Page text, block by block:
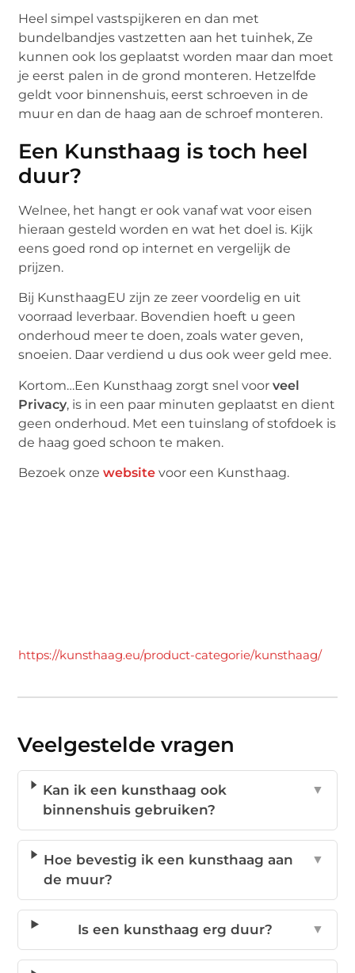
Heel simpel vastspijkeren en dan met
bundelbandjes vastzetten aan het tuinhek, Ze
kunnen ook los geplaatst worden maar dan moet
je eerst palen in de grond monteren. Hetzelfde
geldt voor binnenshuis, eerst schroeven in de
muur en dan de haag aan de schroef monteren.
Een Kunsthaag is toch heel
duur?
Welnee, het hangt er ook vanaf wat voor eisen
hieraan gesteld worden en wat het doel is. Kijk
eens goed rond op internet en vergelijk de
prijzen.
Bij KunsthaagEU zijn ze zeer voordelig en uit
voorraad leverbaar. Bovendien hoeft u geen
onderhoud meer te doen, zoals water geven,
snoeien. Daar verdiend u dus ook weer geld mee.
Kortom…Een Kunsthaag zorgt snel voor veel
Privacy, is in een paar minuten geplaatst en dient
geen onderhoud. Met een tuinslang of stofdoek is
de haag goed schoon te maken.
Bezoek onzewebsite voor een Kunsthaag.
https://kunsthaag.eu/product-categorie/kunsthaag/
Veelgestelde vragen
Kan ik een kunsthaag ook
binnenshuis gebruiken?
▼
Hoe bevestig ik een kunsthaag aan
de muur?
▼
Is een kunsthaag erg duur? ▼